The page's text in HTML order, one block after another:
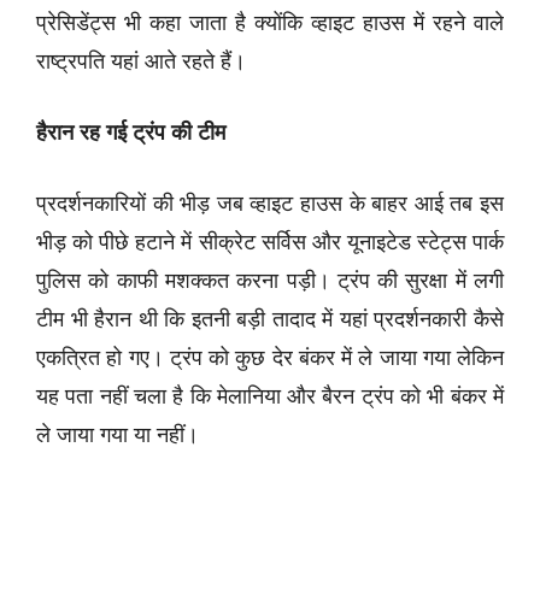
प्रेसिडेंट्स भी कहा जाता है क्योंकि व्हाइट हाउस में रहने वाले
राष्ट्रपति यहां आते रहते हैं।
हैरान रह गई ट्रंप की टीम
प्रदर्शनकारियों की भीड़ जब व्हाइट हाउस के बाहर आई तब इस
भीड़ को पीछे हटाने में सीक्रेट सर्विस और यूनाइटेड स्टेट्स पार्क
पुलिस को काफी मशक्कत करना पड़ी। ट्रंप की सुरक्षा में लगी
टीम भी हैरान थी कि इतनी बड़ी तादाद में यहां प्रदर्शनकारी कैसे
एकत्रित हो गए। ट्रंप को कुछ देर बंकर में ले जाया गया लेकिन
यह पता नहीं चला है कि मेलानिया और बैरन ट्रंप को भी बंकर में
ले जाया गया या नहीं।